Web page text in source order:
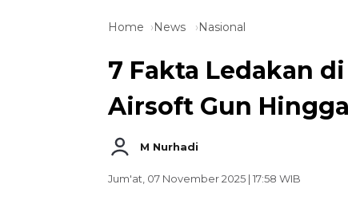
Home News Nasional
7 Fakta Ledakan
Airsoft Gun
M Nurhadi
Jum'at, 07 November 2025 | 17:58 WIB